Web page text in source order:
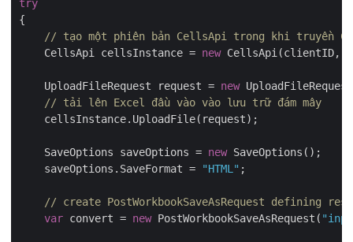
try
{
// tạo một phiên bản CellsApi trong khi truyền
    CellsApi cellsInstance =
new CellsApi(clientID,
    UploadFileRequest request =
new
// tải lên Excel đầu vào vào lưu trữ đám mây
    cellsInstance.UploadFile(request);
    SaveOptions saveOptions =
new SaveOptions();
    saveOptions.SaveFormat =
"HTML" ;
// create PostWorkbookSaveAsRequest defining
var convert = new PostWorkbookSaveAsRequest(